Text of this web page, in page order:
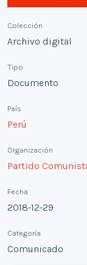
Colección
Archivo digital
Tipo
Documento
País
Perú
Organización
Partido
Fecha
2018-12-29
Categoría
Comunicado